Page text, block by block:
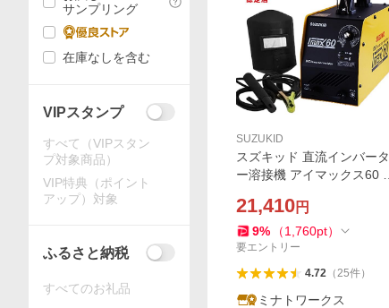
SUZUKID
スズキッド 直流インバータ
ー溶接機 アイマックス60 SI
器 SUZUKID IMAX60 PSE E
MI 取得]
21,410円
9% （1,760pt）
要エントリー
4.72（25件）
ミナトワークス
サンプリング
在庫なしを含む
VIPスタンプ
すべて（VIPスタン
プ対象商品）
VIP特典（ポイント
アップ）対象
ふるさと納税
すべてのお礼品